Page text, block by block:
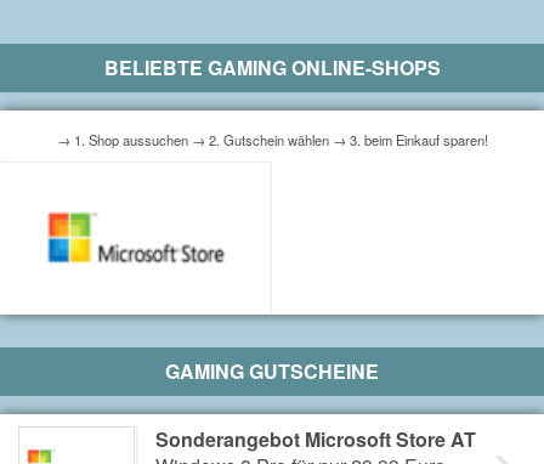
BELIEBTE GAMING ONLINE-SHOPS
→ 1. Shop aussuchen → 2. Gutschein wählen → 3. beim Einkauf sparen!
GAMING GUTSCHEINE
Sonderangebot Microsoft Store AT